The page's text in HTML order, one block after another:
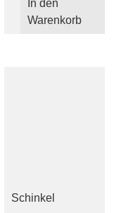
werden
In den
Warenkorb
Schinkel